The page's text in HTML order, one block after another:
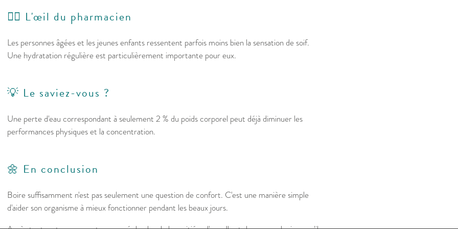
👩‍⚕️ L'œil du pharmacien
Les personnes âgées et les jeunes enfants ressentent parfois moins bien la sensation de soif.
Une hydratation régulière est particulièrement importante pour eux.
💡 Le saviez-vous ?
Une perte d'eau correspondant à seulement 2 % du poids corporel peut déjà diminuer les
performances physiques et la concentration.
🌼 En conclusion
Boire suffisamment n'est pas seulement une question de confort. C'est une manière simple
d'aider son organisme à mieux fonctionner pendant les beaux jours.